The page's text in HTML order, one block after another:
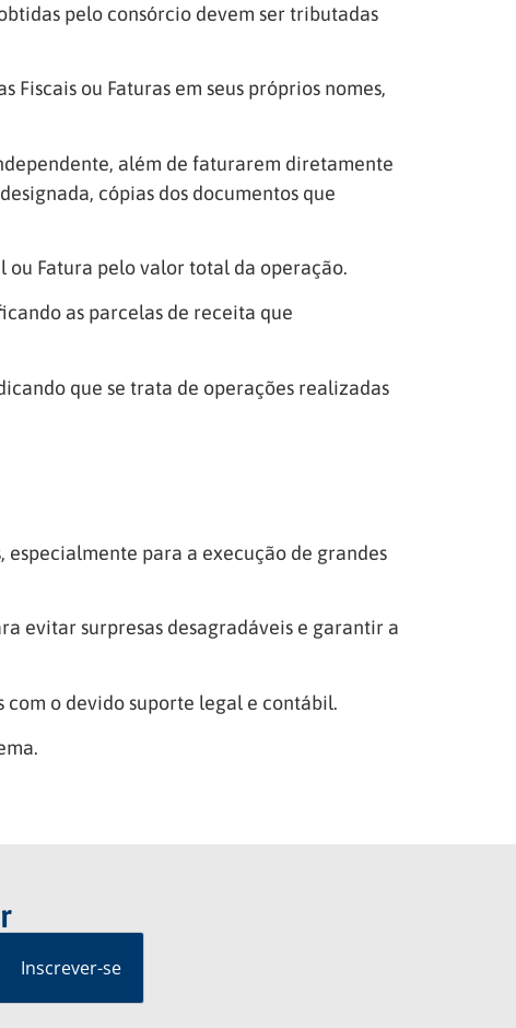
pelo consórcio devem ser tributadas
ou Faturas em seus próprios nomes,
além de faturarem diretamente
cópias dos documentos que
ou Fatura pelo valor total da operação.
as parcelas de receita que
que se trata de operações realizadas
para a execução de grandes
evitar surpresas desagradáveis e garantir a
com o devido suporte legal e contábil.